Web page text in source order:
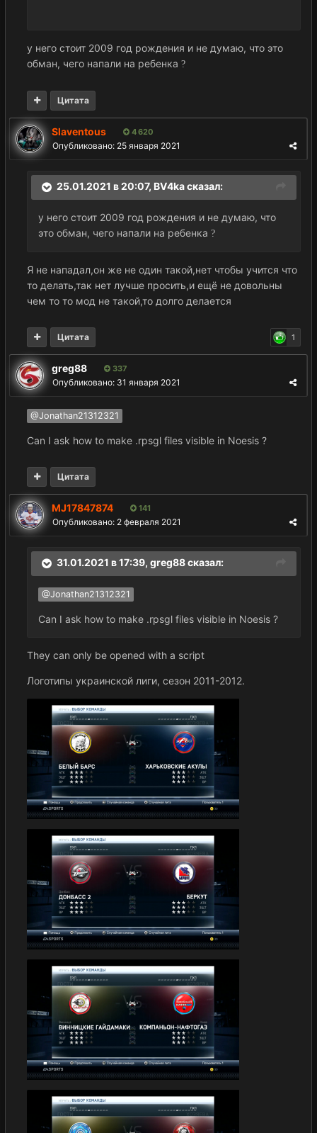
у него стоит 2009 год рождения и не думаю, что это
обман, чего напали на ребенка ?
Цитата
Slaventous 4 620
Опубликовано: 25 января 2021
25.01.2021 в 20:07, BV4kaсказал:
у него стоит 2009 год рождения и не думаю, что
это обман, чего напали на ребенка ?
Я не нападал,он же не один такой,нет чтобы учится что
то делать,так нет лучше просить,и ещё не довольны
чем то то мод не такой,то долго делается
1
Цитата
greg88 337
Опубликовано: 31 января 2021
@Jonathan21312321
Can I ask how to make .rpsgl files visible in Noesis ?
Цитата
MJ17847874 141
Опубликовано: 2 февраля 2021
31.01.2021 в 17:39, greg88сказал:
@Jonathan21312321
Can I ask how to make .rpsgl files visible in Noesis ?
They can only be opened with a script
Логотипы украинской лиги, сезон 2011-2012.